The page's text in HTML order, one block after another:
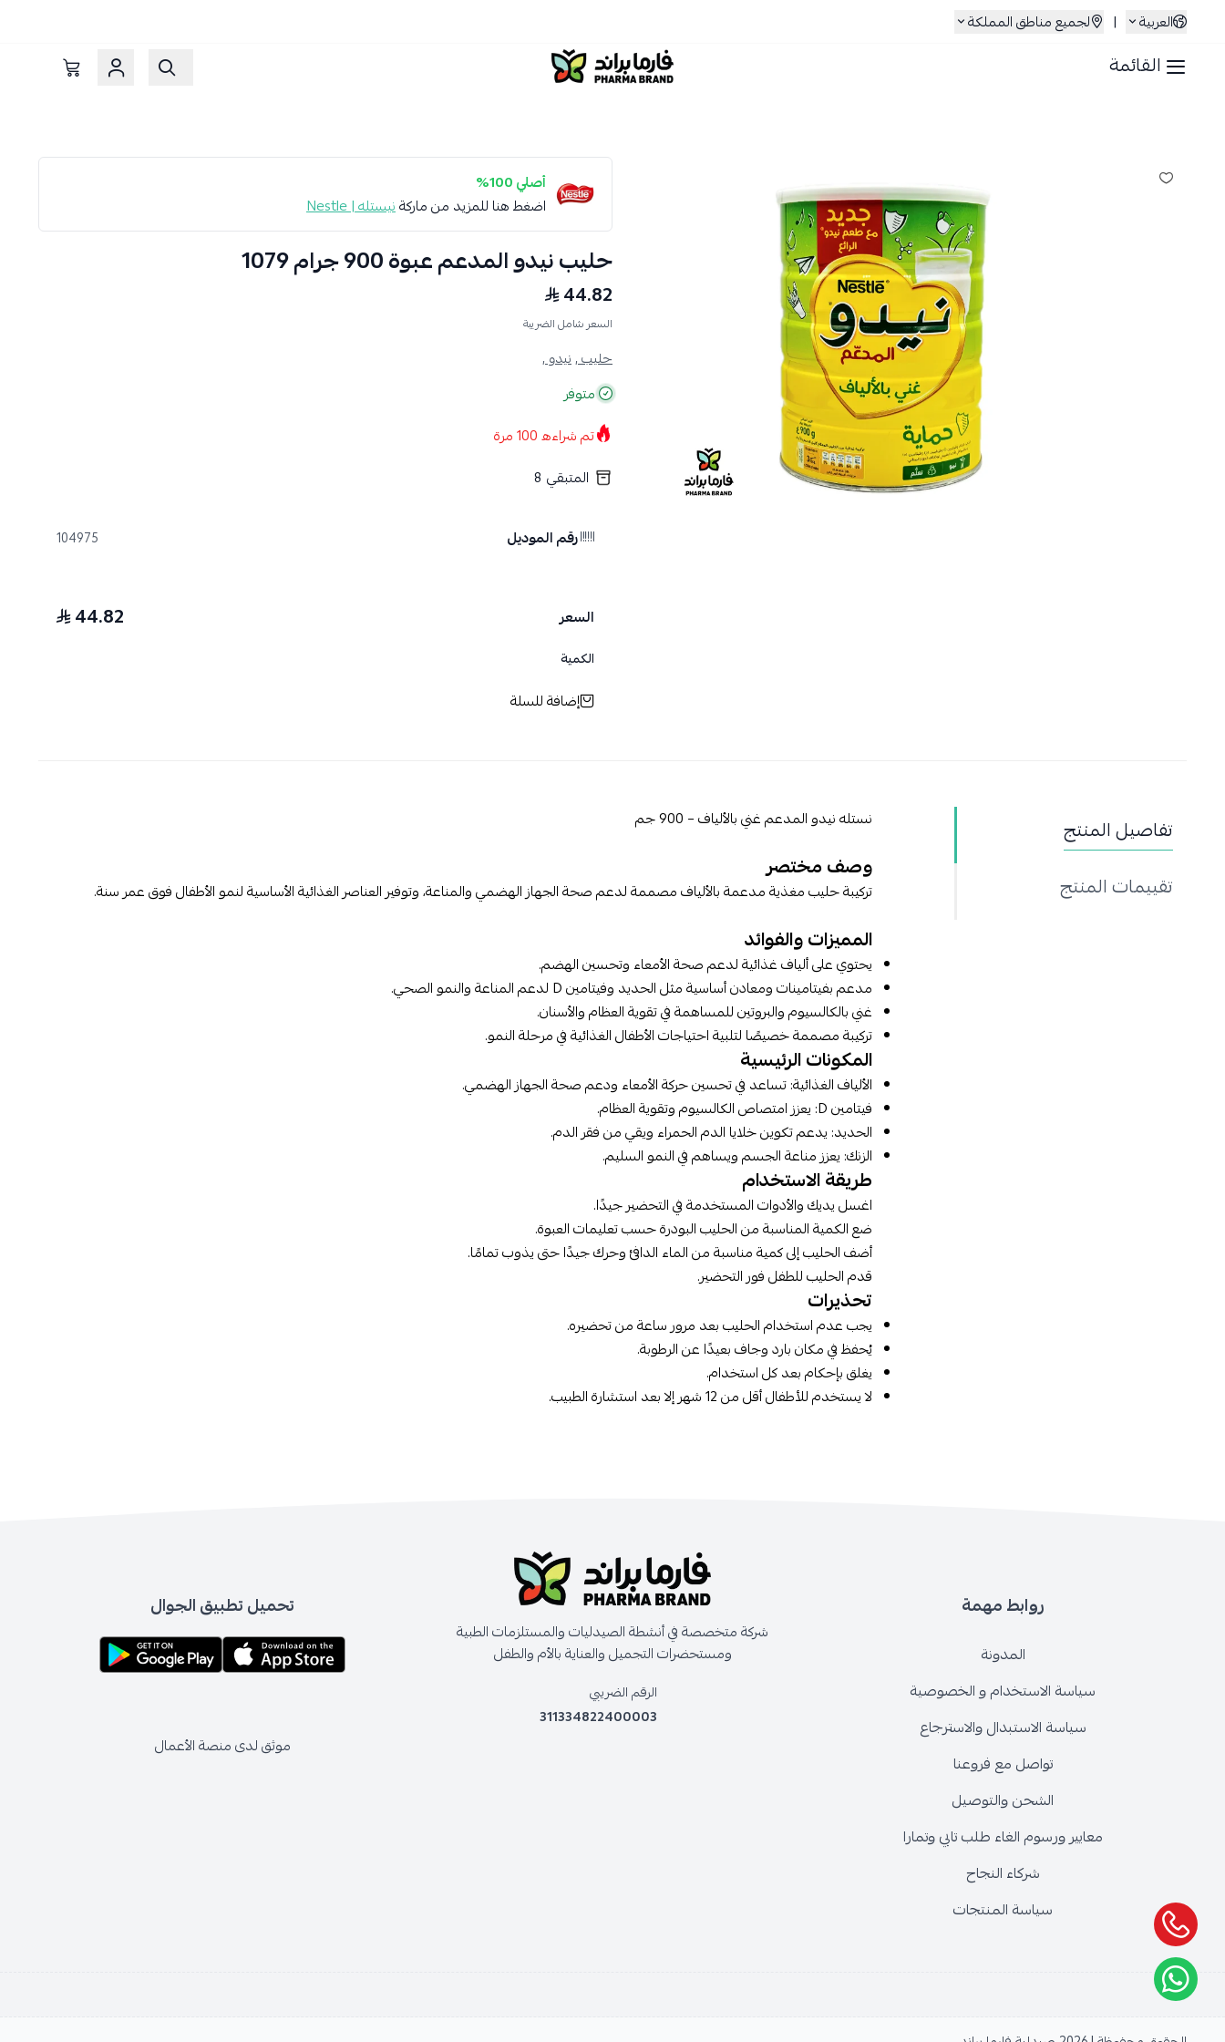
العربية | لجميع مناطق المملكة
القائمة صيدلية فارما براند
أصلي 100%
اضغط هنا للمزيد من ماركةنيستله | Nestle
حليب نيدو المدعم عبوة 900 جرام 1079
44.82
السعر شامل الضريبة
حليب ,نيدو ,
متوفر
تم شراءه100مرة
المتبقي 8
رقم الموديل 104975
السعر 44.82
الكمية
إضافة للسلة
تفاصيل المنتج
تقييمات المنتج
نستله نيدو المدعم غني بالألياف – 900 جم
وصف مختصر
تركيبة حليب مغذية مدعمة بالألياف مصممة لدعم صحة الجهاز الهضمي والمناعة، وتوفير العناصر الغذائية الأساسية لنمو الأطفال فوق عمر سنة.
المميزات والفوائد
يحتوي على ألياف غذائية لدعم صحة الأمعاء وتحسين الهضم.
مدعم بفيتامينات ومعادن أساسية مثل الحديد وفيتامين D لدعم المناعة والنمو الصحي.
غني بالكالسيوم والبروتين للمساهمة في تقوية العظام والأسنان.
تركيبة مصممة خصيصًا لتلبية احتياجات الأطفال الغذائية في مرحلة النمو.
المكونات الرئيسية
الألياف الغذائية: تساعد في تحسين حركة الأمعاء ودعم صحة الجهاز الهضمي.
فيتامين D: يعزز امتصاص الكالسيوم وتقوية العظام.
الحديد: يدعم تكوين خلايا الدم الحمراء ويقي من فقر الدم.
الزنك: يعزز مناعة الجسم ويساهم في النمو السليم.
طريقة الاستخدام
اغسل يديك والأدوات المستخدمة في التحضير جيدًا.
ضع الكمية المناسبة من الحليب البودرة حسب تعليمات العبوة.
أضف الحليب إلى كمية مناسبة من الماء الدافئ وحرك جيدًا حتى يذوب تمامًا.
قدم الحليب للطفل فور التحضير.
تحذيرات
يجب عدم استخدام الحليب بعد مرور ساعة من تحضيره.
يُحفظ في مكان بارد وجاف بعيدًا عن الرطوبة.
يغلق بإحكام بعد كل استخدام.
لا يستخدم للأطفال أقل من 12 شهر إلا بعد استشارة الطبيب.
روابط مهمة
المدونة
سياسة الاستخدام و الخصوصية
سياسة الاستبدال والاسترجاع
تواصل مع فروعنا
الشحن والتوصيل
معايير ورسوم الغاء طلب تابي وتمارا
شركاء النجاح
سياسة المنتجات
شركة متخصصة في أنشطة الصيدليات والمستلزمات الطبية
ومستحضرات التجميل والعناية بالأم والطفل
الرقم الضريبي
311334822400003
تحميل تطبيق الجوال
موثق لدى منصة الأعمال